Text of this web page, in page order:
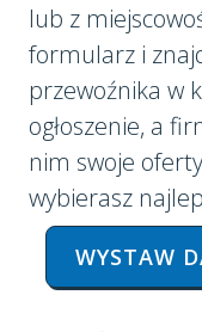
lub z
formularz i
przewoźnika w
ogłoszenie, a
nim swoje
wybierasz
WYSTAW